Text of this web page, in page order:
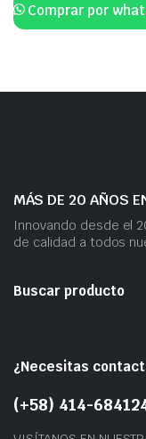
Comprar por
MÁS DE 20 AÑOS
Innovando desde el
de calidad a todos
Buscar producto
¿Necesitas
(+58) 414-